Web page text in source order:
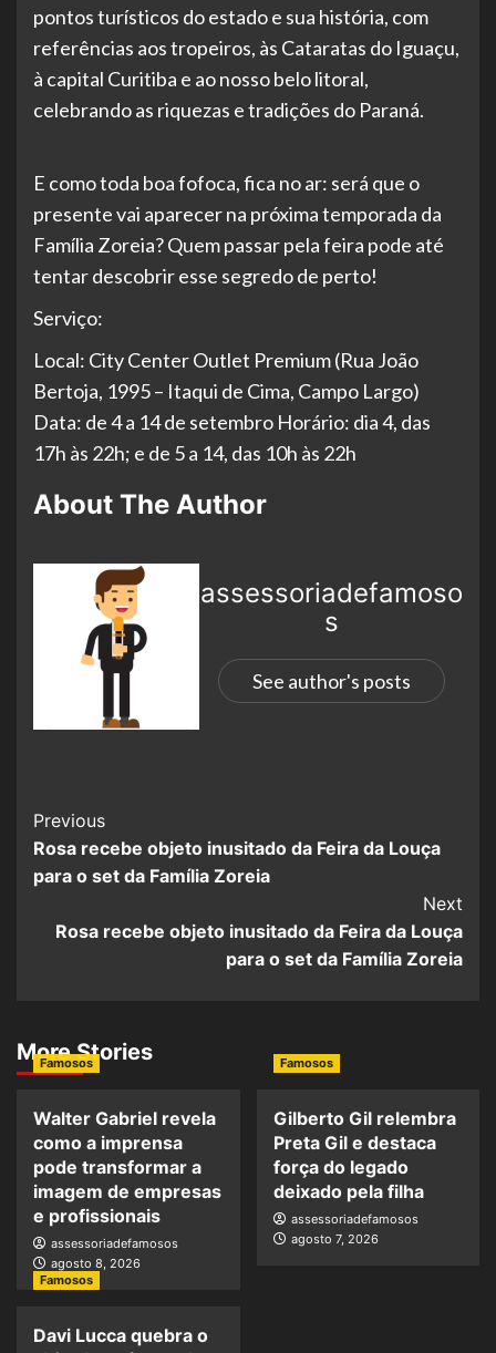
pontos turísticos do estado e sua história, com
referências aos tropeiros, às Cataratas do Iguaçu,
à capital Curitiba e ao nosso belo litoral,
celebrando as riquezas e tradições do Paraná.
E como toda boa fofoca, fica no ar: será que o
presente vai aparecer na próxima temporada da
Família Zoreia? Quem passar pela feira pode até
tentar descobrir esse segredo de perto!
Serviço:
Local: City Center Outlet Premium (Rua João
Bertoja, 1995 – Itaqui de Cima, Campo Largo)
Data: de 4 a 14 de setembro Horário: dia 4, das
17h às 22h; e de 5 a 14, das 10h às 22h
About The Author
assessoriadefamoso
s
See author's posts
Previous
Rosa recebe objeto inusitado da Feira da Louça
para o set da Família Zoreia
Next
Rosa recebe objeto inusitado da Feira da Louça
para o set da Família Zoreia
More Stories
Famosos
Walter Gabriel revela
como a imprensa
pode transformar a
imagem de empresas
e profissionais
assessoriadefamosos
agosto 8, 2026
Famosos
Gilberto Gil relembra
Preta Gil e destaca
força do legado
deixado pela filha
assessoriadefamosos
agosto 7, 2026
Famosos
Davi Lucca quebra o